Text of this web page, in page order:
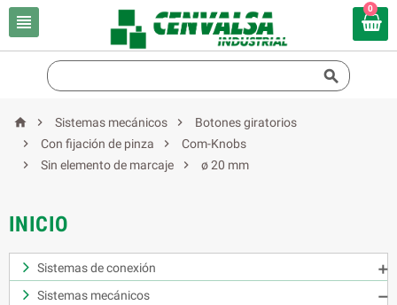

0

  Sistemas mecánicos 
Botones giratorios

Con fijación de pinza 
Com-Knobs

Sin elemento de marcaje  ø 20 mm
INICIO
Sistemas de conexión

Sistemas mecánicos
